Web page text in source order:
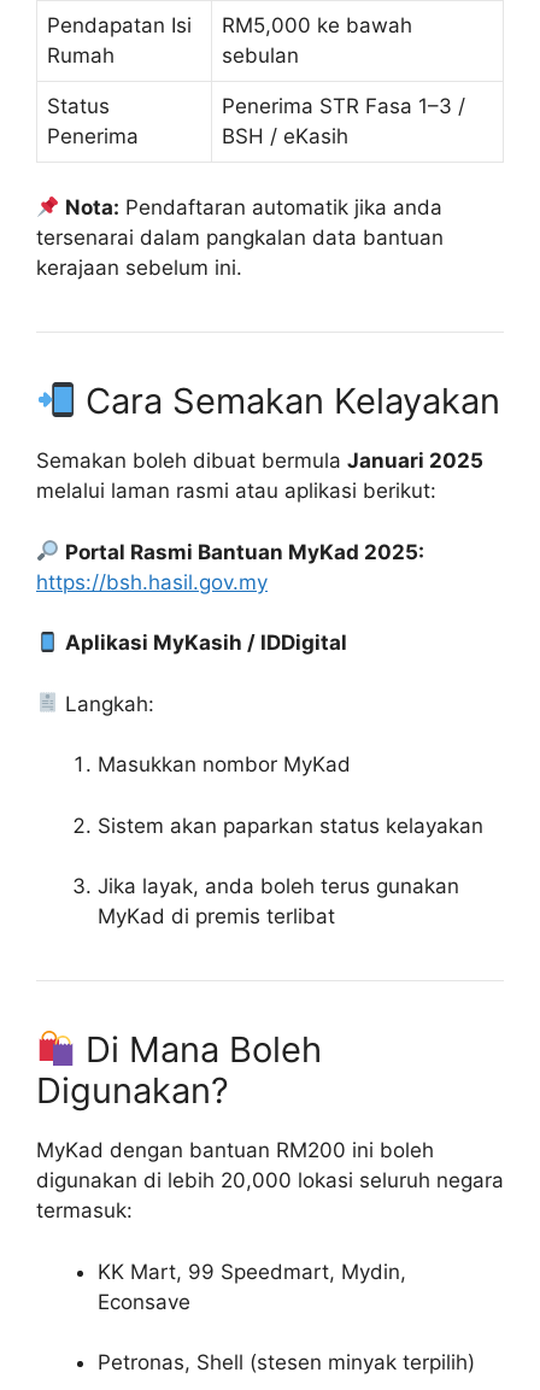
Pendapatan Isi
Rumah
RM5,000 ke bawah
sebulan
Status
Penerima
Penerima STR Fasa 1–3 /
BSH / eKasih
Nota: Pendaftaran automatik jika anda
tersenarai dalam pangkalan data bantuan
kerajaan sebelum ini.
Cara Semakan Kelayakan
Semakan boleh dibuat bermula Januari 2025
melalui laman rasmi atau aplikasi berikut:
Portal Rasmi Bantuan MyKad 2025:
https://bsh.hasil.gov.my
Aplikasi MyKasih / IDDigital
Langkah:
Masukkan nombor MyKad
Sistem akan paparkan status kelayakan
Jika layak, anda boleh terus gunakan
MyKad di premis terlibat
Di Mana Boleh
Digunakan?
MyKad dengan bantuan RM200 ini boleh
digunakan di lebih 20,000 lokasi seluruh negara
termasuk:
KK Mart, 99 Speedmart, Mydin,
Econsave
Petronas, Shell (stesen minyak terpilih)